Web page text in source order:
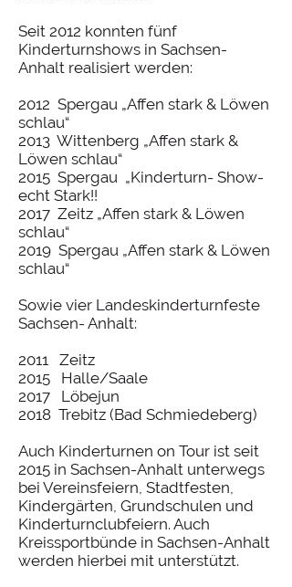
Seit 2012 konnten fünf
Kinderturnshows in Sachsen-
Anhalt realisiert werden:
2012 Spergau „Affen stark & Löwen
schlau“
2013 Wittenberg „Affen stark &
Löwen schlau“
2015 Spergau „Kinderturn- Show-
echt Stark!!
2017 Zeitz „Affen stark & Löwen
schlau“
2019 Spergau „Affen stark & Löwen
schlau“
Sowie vier Landeskinderturnfeste
Sachsen- Anhalt:
2011 Zeitz
2015 Halle/Saale
2017 Löbejun
2018 Trebitz (Bad Schmiedeberg)
Auch Kinderturnen on Tour ist seit
2015 in Sachsen-Anhalt unterwegs
bei Vereinsfeiern, Stadtfesten,
Kindergärten, Grundschulen und
Kinderturnclubfeiern. Auch
Kreissportbünde in Sachsen-Anhalt
werden hierbei mit unterstützt.